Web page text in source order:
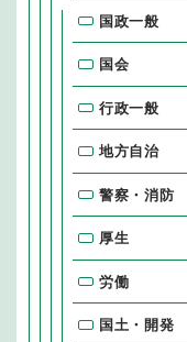
国政一般
国会
行政一般
地方自治
警察・消防
厚生
労働
国土・開発